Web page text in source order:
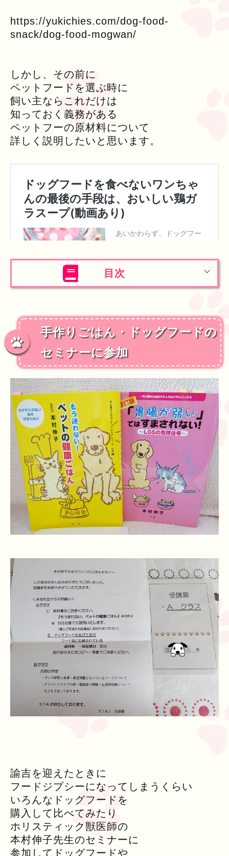
https://yukichies.com/dog-food-
snack/dog-food-mogwan/
しかし、その前に
ペットフードを選ぶ時に
飼い主ならこれだけは
知っておく義務がある
ペットフーの原材料について
詳しく説明したいと思います。
目次
手作りごはん・ドッグフードの
セミナーに参加
諭吉を迎えたときに
フードジプシーになってしまうくらい
いろんなドッグフードを
購入して比べてみたり
ホリスティック獣医師の
本村伸子先生のセミナーに
参加してドッグフードや